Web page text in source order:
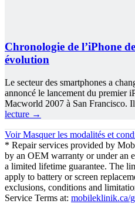
Chronologie de l’iPhone
évolution
Le secteur des smartphones a
annoncé le lancement du premier
Macworld 2007 à San Francisco.
lecture →
Voir Masquerles modalités et
* Repair services provided by
by an OEM warranty or under an
a limited lifetime guarantee. The
apply to battery or screen
exclusions, conditions and
Service Terms at: mobileklinik.ca/